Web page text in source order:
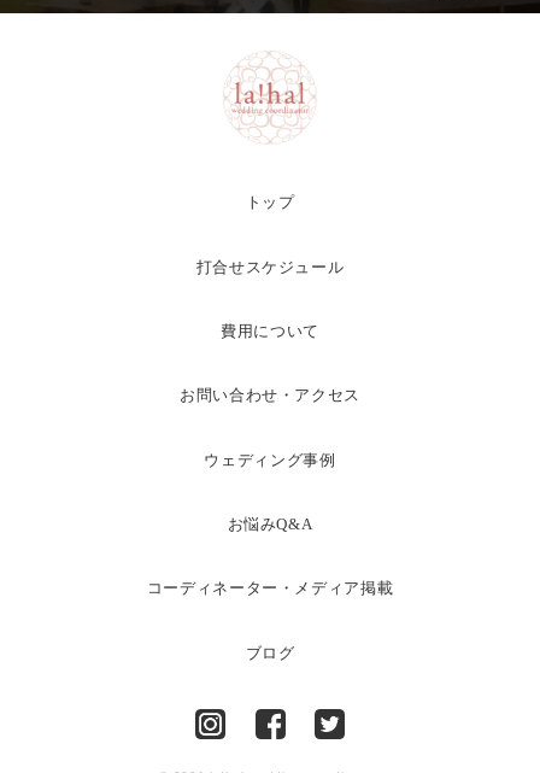
トップ
打合せスケジュール
費用について
お問い合わせ・アクセス
ウェディング事例
お悩みQ&A
コーディネーター・メディア掲載
ブログ